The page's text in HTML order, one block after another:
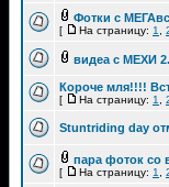
Фотки с
[ На страницу: 1
видеа с МЕХИ
Короче мля!!!!
[ На страницу: 1
Stuntriding day
пара фоток со
[ На страницу: 1